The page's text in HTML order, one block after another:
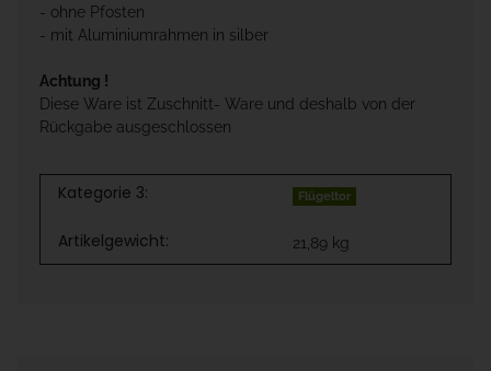
- ohne Pfosten
- mit Aluminiumrahmen in silber
Achtung !
Diese Ware ist Zuschnitt- Ware und deshalb von der
Rückgabe ausgeschlossen
Kategorie 3: Flügeltor
Artikelgewicht: 21,89 kg